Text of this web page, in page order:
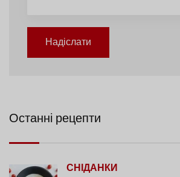
Надіслати
Останні рецепти
СНІДАНКИ